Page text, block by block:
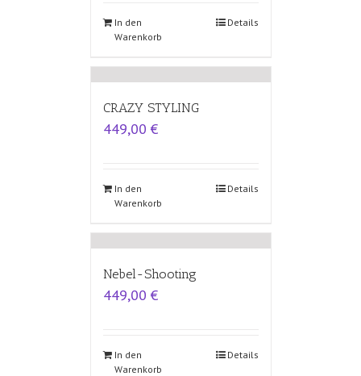
In den
Warenkorb
Details
CRAZY STYLING
449,00 €
In den
Warenkorb
Details
Nebel-Shooting
449,00 €
In den
Warenkorb
Details